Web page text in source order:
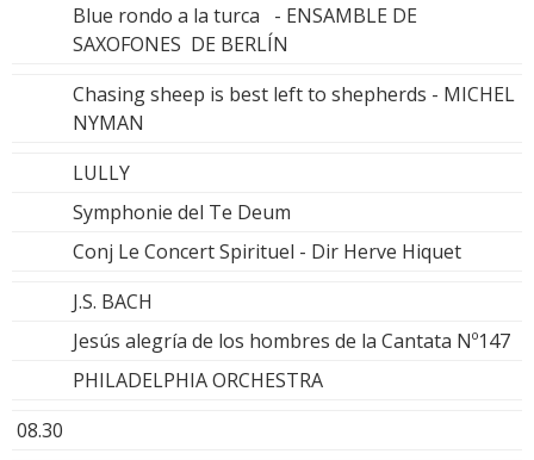
Blue rondo a la turca - ENSAMBLE DE
SAXOFONES DE BERLÍN
Chasing sheep is best left to shepherds - MICHEL
NYMAN
LULLY
Symphonie del Te Deum
Conj Le Concert Spirituel - Dir Herve Hiquet
J.S. BACH
Jesús alegría de los hombres de la Cantata Nº147
PHILADELPHIA ORCHESTRA
08.30